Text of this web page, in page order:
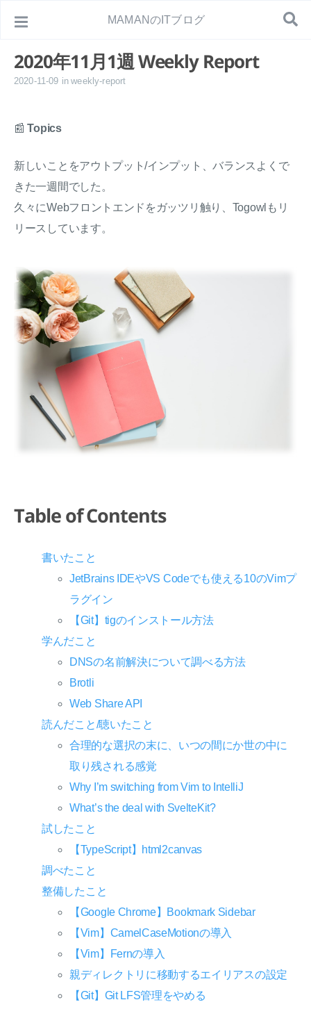
MAMANのITブログ
2020年11月1週 Weekly Report
2020-11-09 in weekly-report
📰Topics
新しいことをアウトプット/インプット、バランスよくで
きた一週間でした。
久々にWebフロントエンドをガッツリ触り、Togowlもリ
リースしています。
Table of Contents
書いたこと
JetBrains IDEやVS Codeでも使える10のVimプ
ラグイン
【Git】tigのインストール方法
学んだこと
DNSの名前解決について調べる方法
Brotli
Web Share API
読んだこと/聴いたこと
合理的な選択の末に、いつの間にか世の中に
取り残される感覚
Why I’m switching from Vim to IntelliJ
What’s the deal with SvelteKit?
試したこと
【TypeScript】html2canvas
調べたこと
整備したこと
【Google Chrome】Bookmark Sidebar
【Vim】CamelCaseMotionの導入
【Vim】Fernの導入
親ディレクトリに移動するエイリアスの設定
【Git】Git LFS管理をやめる